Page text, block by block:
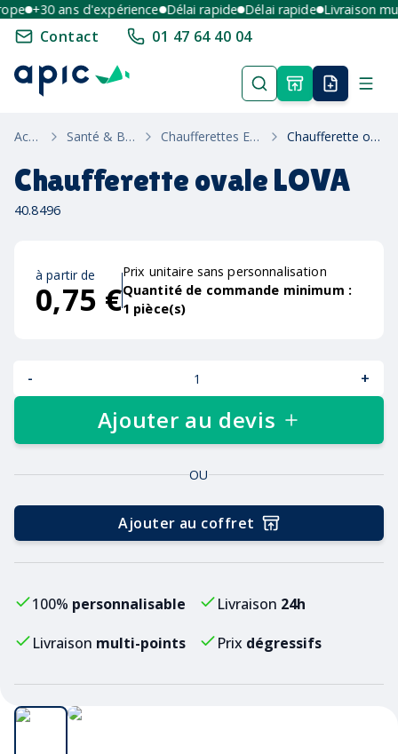
+30 ans d'expérience Délai rapide Délai rapide Livraison
Contact 01 47 64 40 04
Accueil Santé & Bien Etre Chaufferettes Et Massage Chaufferette ovale LOVA
Chaufferette ovale LOVA
40.8496
à partir de
0,75 €
Prix unitaire sans personnalisation
Quantité de commande minimum :
1 pièce(s)
- +
Ajouter au devis
OU
Ajouter au coffret
100% personnalisable Livraison 24h
Livraison multi-points Prix dégressifs